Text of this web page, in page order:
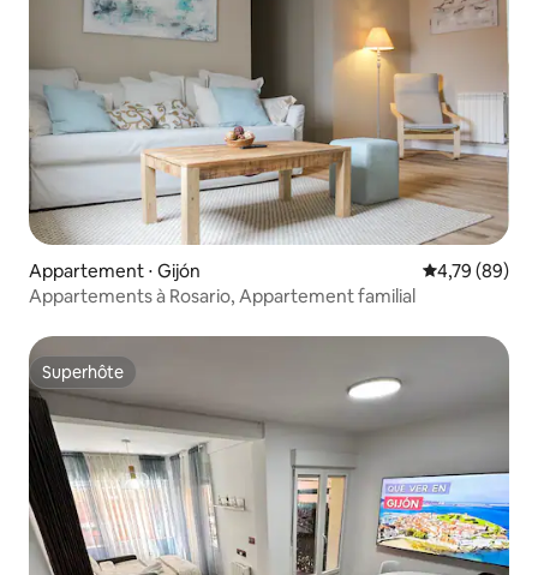
Appartement ⋅ Gijón Évaluation
4,79 (89)
Appartements à Rosario, Appartement familial
Superhôte
Superhôte